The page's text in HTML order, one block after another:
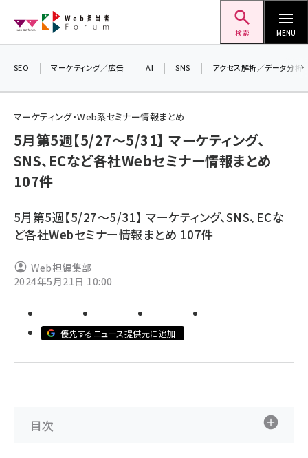
ン
検索 MENU
seo (3523)
note (2312)
z世代 (1622)
llmo (1161)
SEO マーケティング／広告 AI SNS アクセス解析／データ分析
マーケティング・Web系セミナー情報まとめ
5月第5週【5/27～5/31】 マーケティング、
SNS、ECなど各社Webセミナー情報まとめ
107件
5月第5週【5/27～5/31】 マーケティング、SNS、ECな
ど各社Webセミナー情報まとめ 107件
Web担編集部
2024年5月21日 10:00
優先するニュース提供元に追加
目次